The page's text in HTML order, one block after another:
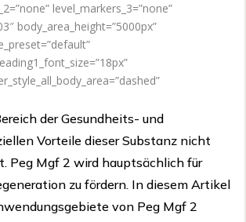
level_markers_3=”none”
body_area_height=”5000px”
der Gesundheits- und
Vorteile dieser Substanz nicht
Peg Mgf 2 wird hauptsächlich für
zu fördern. In diesem Artikel
von Peg Mgf 2